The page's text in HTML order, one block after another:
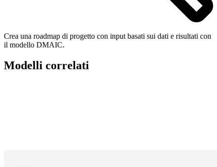
Crea una roadmap di progetto con input basati sui dati e risultati con
il modello DMAIC.
Modelli correlati